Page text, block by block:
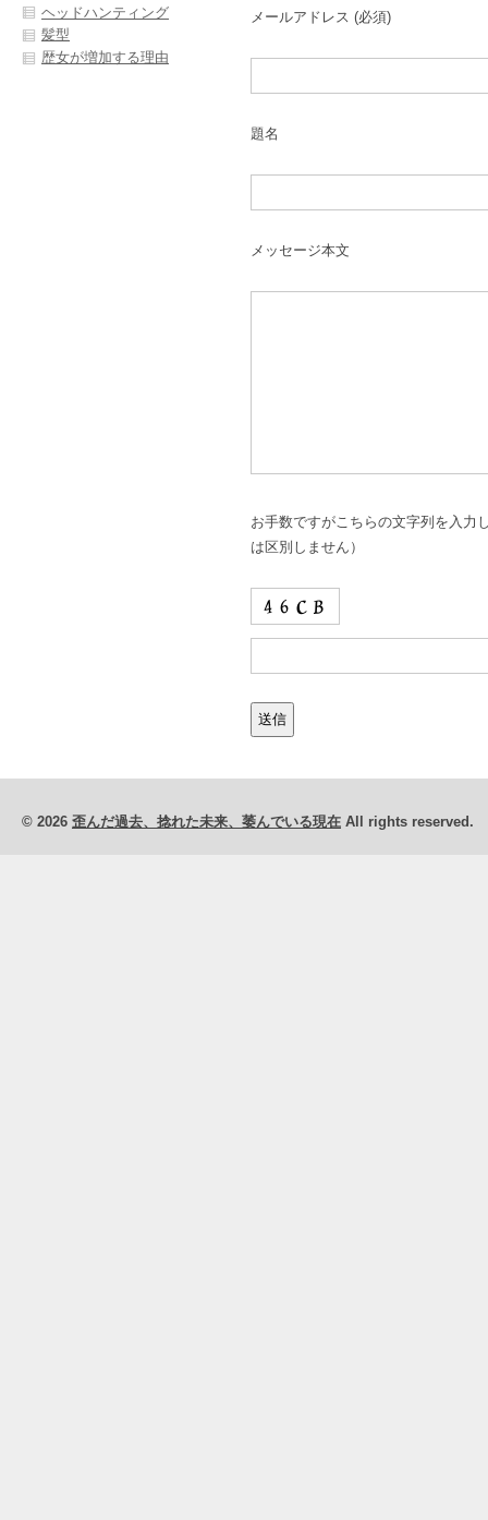
メールアドレス (必須)
題名
メッセージ本文
お手数ですがこちらの文字列を入力
は区別しません）
ヘッドハンティング
髪型
歴女が増加する理由
© 2026 歪んだ過去、捻れた未来、萎んでいる現在 All rights reserved.